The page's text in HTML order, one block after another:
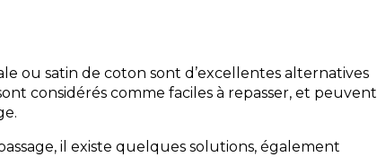
ou satin de coton sont d’excellentes alternatives
considérés comme faciles à repasser, et peuvent
il existe quelques solutions, également